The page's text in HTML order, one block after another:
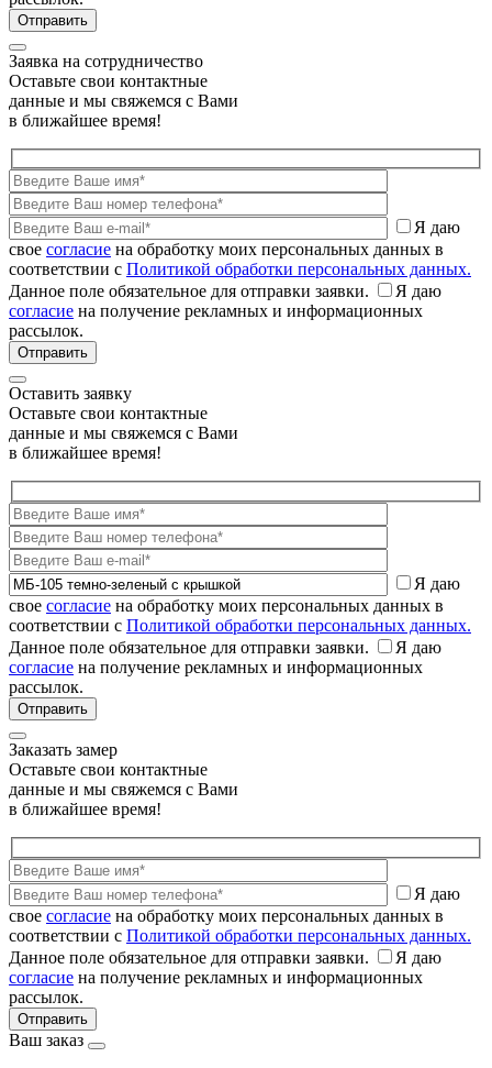
Заявка на сотрудничество
Оставьте свои контактные
данные и мы свяжемся с Вами
в ближайшее время!
Я даю
свое согласие на обработку моих персональных данных в
соответствии с Политикой обработки персональных данных.
Данное поле обязательное для отправки заявки.
Я даю
согласие на получение рекламных и информационных
рассылок.
Оставить заявку
Оставьте свои контактные
данные и мы свяжемся с Вами
в ближайшее время!
Я даю
свое согласие на обработку моих персональных данных в
соответствии с Политикой обработки персональных данных.
Данное поле обязательное для отправки заявки.
Я даю
согласие на получение рекламных и информационных
рассылок.
Заказать замер
Оставьте свои контактные
данные и мы свяжемся с Вами
в ближайшее время!
Я даю
свое согласие на обработку моих персональных данных в
соответствии с Политикой обработки персональных данных.
Данное поле обязательное для отправки заявки.
Я даю
согласие на получение рекламных и информационных
рассылок.
Ваш заказ